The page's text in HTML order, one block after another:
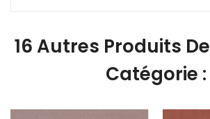
16 Autres Produits
Catégorie :